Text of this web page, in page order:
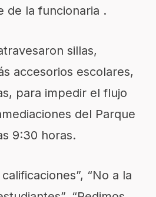
de la funcionaria .
sillas,
accesorios escolares,
para impedir el flujo
del Parque
9:30 horas.
“No a la